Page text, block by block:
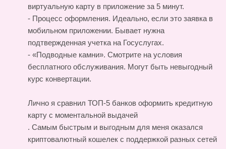
виртуальную карту в приложение за 5 минут.
- Процесс оформления. Идеально, если это заявка в
мобильном приложении. Бывает нужна
подтвержденная учетка на Госуслугах.
- «Подводные камни». Смотрите на условия
бесплатного обслуживания. Могут быть невыгодный
курс конвертации.
Лично я сравнил ТОП-5 банков оформить кредитную
карту с моментальной выдачей
. Самым быстрым и выгодным для меня оказался
криптовалютный кошелек с поддержкой разных сетей